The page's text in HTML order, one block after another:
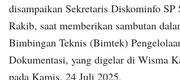
disampaikan Sekretaris Diskominfo SP
Rakib, saat memberikan sambutan
Bimbingan Teknis (Bimtek)
Dokumentasi, yang digelar di Wisma
pada Kamis, 24 Juli 2025.